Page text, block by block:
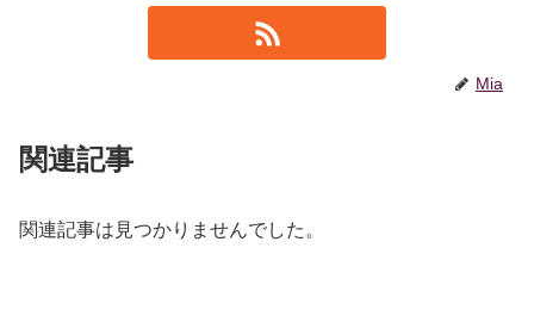
Mia
関連記事
関連記事は見つかりませんでした。